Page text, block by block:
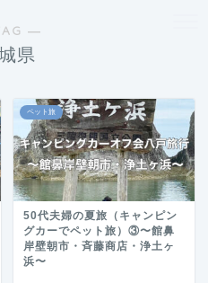
―
県
ペット旅
50代夫婦の夏旅（キャンピン
グカーでペット旅）③〜館鼻
岸壁朝市・斉藤商店・浄土ヶ
浜〜